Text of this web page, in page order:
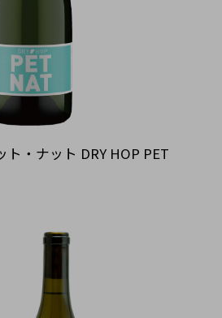
ト・ナット DRY HOP PET